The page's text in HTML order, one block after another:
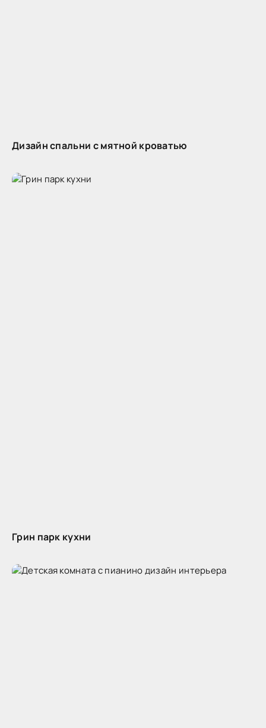
Дизайн спальни с мятной кроватью
Грин парк кухни